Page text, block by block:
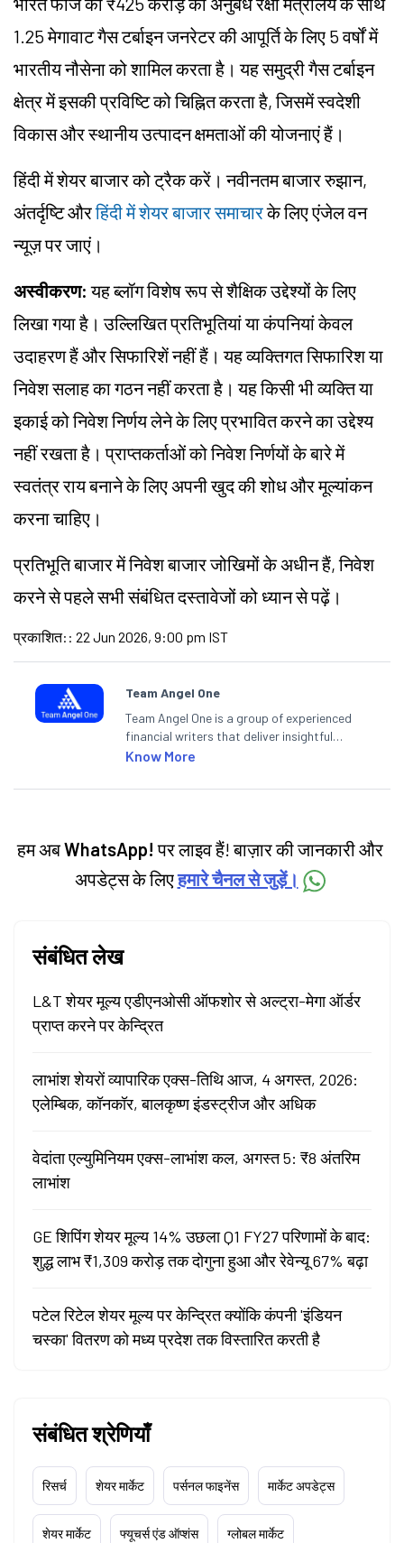
1.25 मेगावाट गैस टर्बाइन जनरेटर की आपूर्ति के लिए 5 वर्षों में
भारतीय नौसेना को शामिल करता है। यह समुद्री गैस टर्बाइन
क्षेत्र में इसकी प्रविष्टि को चिह्नित करता है, जिसमें स्वदेशी
विकास और स्थानीय उत्पादन क्षमताओं की योजनाएं हैं।
हिंदी में शेयर बाजार को ट्रैक करें। नवीनतम बाजार रुझान,
अंतर्दृष्टि औरहिंदी में शेयर बाजार समाचारके लिए एंजेल वन
न्यूज़ पर जाएं।
अस्वीकरण: यह ब्लॉग विशेष रूप से शैक्षिक उद्देश्यों के लिए
लिखा गया है। उल्लिखित प्रतिभूतियां या कंपनियां केवल
उदाहरण हैं और सिफारिशें नहीं हैं। यह व्यक्तिगत सिफारिश या
निवेश सलाह का गठन नहीं करता है। यह किसी भी व्यक्ति या
इकाई को निवेश निर्णय लेने के लिए प्रभावित करने का उद्देश्य
नहीं रखता है। प्राप्तकर्ताओं को निवेश निर्णयों के बारे में
स्वतंत्र राय बनाने के लिए अपनी खुद की शोध और मूल्यांकन
करना चाहिए।
प्रतिभूति बाजार में निवेश बाजार जोखिमों के अधीन हैं, निवेश
करने से पहले सभी संबंधित दस्तावेजों को ध्यान से पढ़ें।
प्रकाशित: : 22 Jun 2026, 9:00 pm IST
Team Angel One
Team Angel One is a group of experienced
financial writers that deliver insightful
articles on the stock market, IPO, economy,
categories.
Know More
हम अबWhatsApp! पर लाइव हैं! बाज़ार की जानकारी और
अपडेट्स के लिएहमारे चैनल से जुड़ें।
संबंधित लेख
L&T शेयर मूल्य एडीएनओसी ऑफशोर से अल्ट्रा-मेगा ऑर्डर
प्राप्त करने पर केन्द्रित
लाभांश शेयरों व्यापारिक एक्स-तिथि आज, 4 अगस्त, 2026:
एलेम्बिक, कॉनकॉर, बालकृष्ण इंडस्ट्रीज और अधिक
वेदांता एल्युमिनियम एक्स-लाभांश कल, अगस्त 5: ₹8 अंतरिम
लाभांश
GE शिपिंग शेयर मूल्य 14% उछला Q1 FY27 परिणामों के बाद:
शुद्ध लाभ ₹1,309 करोड़ तक दोगुना हुआ और रेवेन्यू 67% बढ़ा
पटेल रिटेल शेयर मूल्य पर केन्द्रित क्योंकि कंपनी 'इंडियन
चस्का' वितरण को मध्य प्रदेश तक विस्तारित करती है
संबंधित श्रेणियाँ
रिसर्च शेयर मार्केट पर्सनल फाइनेंस मार्केट अपडेट्स
शेयर मार्केट फ्यूचर्स एंड ऑप्शंस ग्लोबल मार्केट